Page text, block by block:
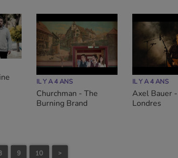
IL Y A 4 ANS
Churchman - The
Burning Brand
IL Y A 4 ANS
Axel Bauer
Londres
9 10 >